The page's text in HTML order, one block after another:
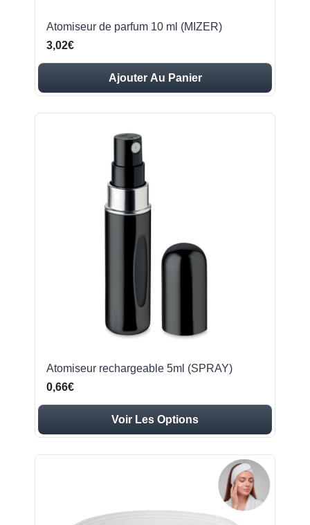
Atomiseur de parfum 10 ml (MIZER)
3,02€
Ajouter Au Panier
Atomiseur rechargeable 5ml (SPRAY)
0,66€
Voir Les Options